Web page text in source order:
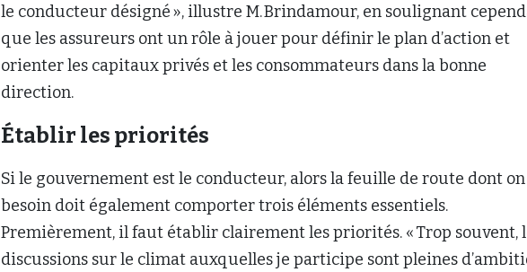
le conducteur désigné », illustre M. Brindamour, en soulignant
que les assureurs ont un rôle à jouer pour définir le plan d’action et
orienter les capitaux privés et les consommateurs dans la bonne
direction.
Établir les priorités
Si le gouvernement est le conducteur, alors la feuille de route dont
besoin doit également comporter trois éléments essentiels.
Premièrement, il faut établir clairement les priorités. « Trop souvent,
discussions sur le climat auxquelles je participe sont pleines